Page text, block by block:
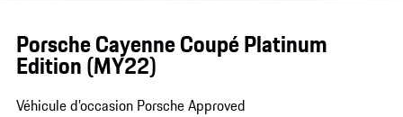
Porsche Cayenne Coupé Platinum
Edition (MY22)
Véhicule d’occasion Porsche Approved